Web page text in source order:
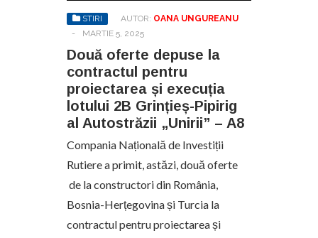
STIRI AUTOR: OANA UNGUREANU
-
MARTIE 5, 2025
Două oferte depuse la
contractul pentru
proiectarea și execuția
lotului 2B Grințieș-Pipirig
al Autostrăzii „Unirii” – A8
Compania Națională de Investiții
Rutiere a primit, astăzi, două oferte
de la constructori din România,
Bosnia-Herțegovina și Turcia la
contractul pentru proiectarea și